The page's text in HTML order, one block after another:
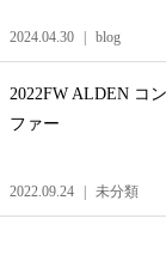
2024.04.30 blog
2022FW ALDEN コ
ファー
2022.09.24 未分類